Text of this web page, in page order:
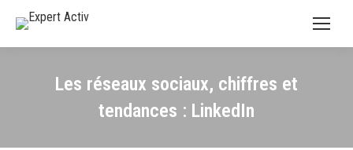
Les réseaux sociaux, chiffres et
tendances : LinkedIn